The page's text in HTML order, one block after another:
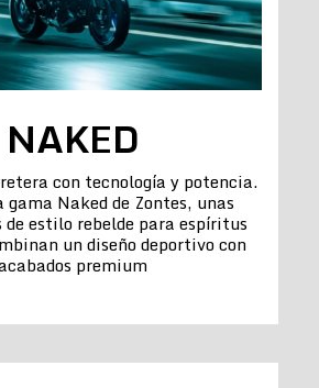
NAKED
con tecnología y potencia.
gama Naked de Zontes, unas
estilo rebelde para espíritus
un diseño deportivo con
premium